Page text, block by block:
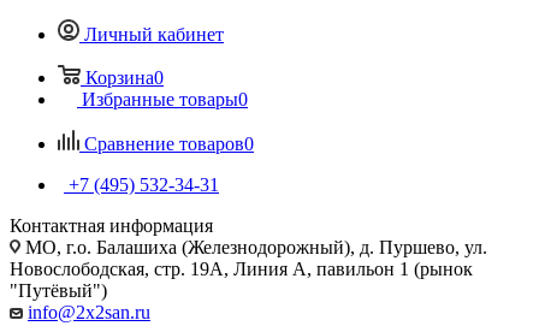
Личный кабинет
Корзина0
Избранные товары0
Сравнение товаров0
+7 (495) 532‑34‑31
Контактная информация
МО, г.о. Балашиха (Железнодорожный), д. Пуршево, ул.
Новослободская, стр. 19А, Линия А, павильон 1 (рынок
"Путёвый")
info@2x2san.ru